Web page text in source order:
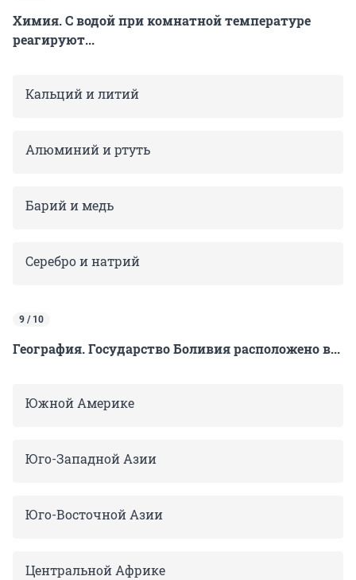
Химия. С водой при комнатной температуре
реагируют...
Кальций и литий
Алюминий и ртуть
Барий и медь
Серебро и натрий
9 / 10
География. Государство Боливия расположено в...
Южной Америке
Юго-Западной Азии
Юго-Восточной Азии
Центральной Африке